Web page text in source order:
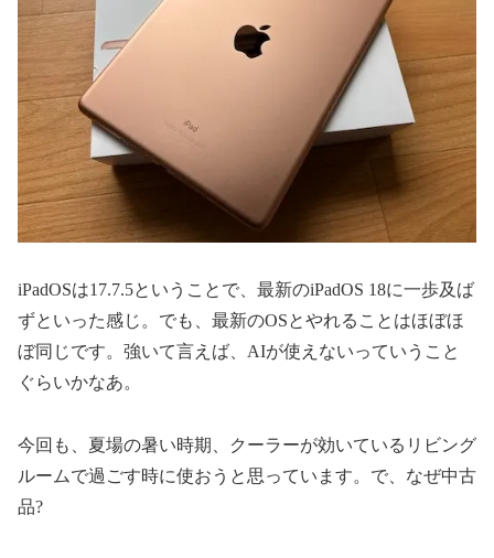
iPadOSは17.7.5ということで、最新のiPadOS 18に一歩及ば
ずといった感じ。でも、最新のOSとやれることはほぼほ
ぼ同じです。強いて言えば、AIが使えないっていうこと
ぐらいかなあ。
今回も、夏場の暑い時期、クーラーが効いているリビング
ルームで過ごす時に使おうと思っています。で、なぜ中古
品?